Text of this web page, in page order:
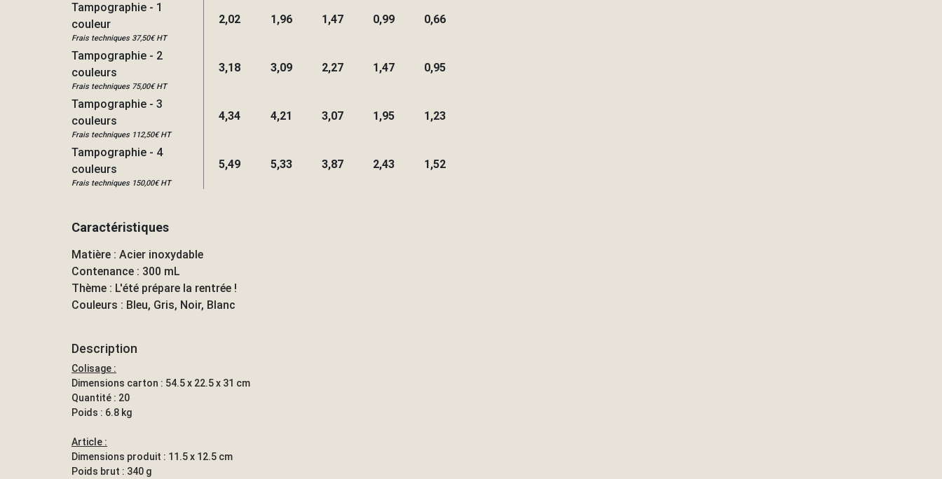
Tampographie - 1
couleur
Frais techniques 37,50€ HT
2,02 1,96 1,47 0,99 0,66
Tampographie - 2
couleurs
Frais techniques 75,00€ HT
3,18 3,09 2,27 1,47 0,95
Tampographie - 3
couleurs
Frais techniques 112,50€ HT
4,34 4,21 3,07 1,95 1,23
Tampographie - 4
couleurs
Frais techniques 150,00€ HT
5,49 5,33 3,87 2,43 1,52
Caractéristiques
Matière : Acier inoxydable
Contenance : 300 mL
Thème : L'été prépare la rentrée !
Couleurs : Bleu, Gris, Noir, Blanc
Description
Colisage :
Dimensions carton : 54.5 x 22.5 x 31 cm
Quantité : 20
Poids : 6.8 kg
Article :
Dimensions produit : 11.5 x 12.5 cm
Poids brut : 340 g